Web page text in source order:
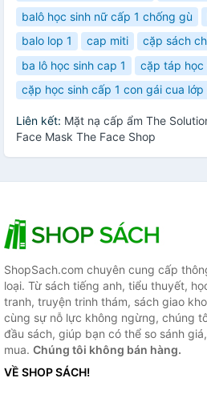
balô học sinh nữ cấp 1 chống gù
balo lop 1
cap miti
cặp sách
ba lô học sinh cap 1
cặp táp học
cặp học sinh cấp 1 con gái cua
Liên kết: Mặt nạ cấp ẩm The
Face Mask The Face Shop
ShopSach.com chuyên cung cấp
loại. Từ sách tiếng anh, tiểu thuyết,
tranh, truyện trinh thám, sách giao
cùng sự nỗ lực không ngừng, chúng
đầu sách, giúp bạn có thể so sánh
mua. Chúng tôi không bán hàng.
VỀ SHOP SÁCH!